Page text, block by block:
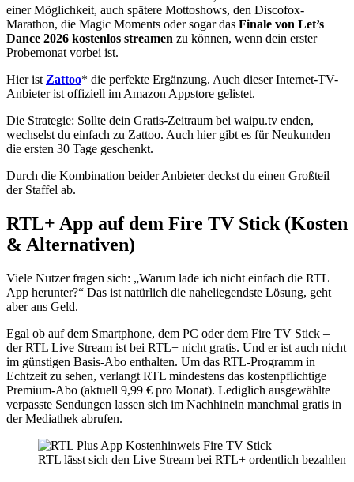
einer Möglichkeit, auch spätere Mottoshows, den Discofox-
Marathon, die Magic Moments oder sogar das Finale von Let’s
Dance 2026 kostenlos streamen zu können, wenn dein erster
Probemonat vorbei ist.
Hier ist Zattoo* die perfekte Ergänzung. Auch dieser Internet-TV-
Anbieter ist offiziell im Amazon Appstore gelistet.
Die Strategie: Sollte dein Gratis-Zeitraum bei waipu.tv enden,
wechselst du einfach zu Zattoo. Auch hier gibt es für Neukunden
die ersten 30 Tage geschenkt.
Durch die Kombination beider Anbieter deckst du einen Großteil
der Staffel ab.
RTL+ App auf dem Fire TV Stick (Kosten
& Alternativen)
Viele Nutzer fragen sich: „Warum lade ich nicht einfach die RTL+
App herunter?“ Das ist natürlich die naheliegendste Lösung, geht
aber ans Geld.
Egal ob auf dem Smartphone, dem PC oder dem Fire TV Stick –
der RTL Live Stream ist bei RTL+ nicht gratis. Und er ist auch nicht
im günstigen Basis-Abo enthalten. Um das RTL-Programm in
Echtzeit zu sehen, verlangt RTL mindestens das kostenpflichtige
Premium-Abo (aktuell 9,99 € pro Monat). Lediglich ausgewählte
verpasste Sendungen lassen sich im Nachhinein manchmal gratis in
der Mediathek abrufen.
RTL lässt sich den Live Stream bei RTL+ ordentlich bezahlen